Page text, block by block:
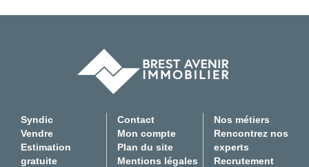
Syndic
Vendre
Estimation
gratuite
Contact
Mon compte
Plan du site
Mentions légales
Nos métiers
Rencontrez nos
experts
Recrutement